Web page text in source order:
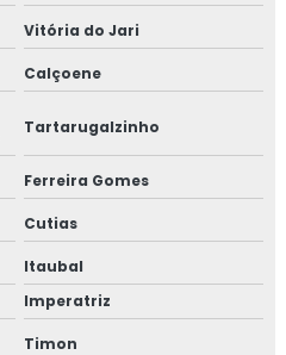
Vitória do Jari
Calçoene
Tartarugalzinho
Ferreira Gomes
Cutias
Itaubal
Imperatriz
Timon